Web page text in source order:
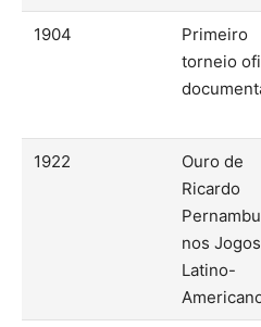
1904
Primeiro
torneio
1922
Ouro de
Ricardo
nos Jogos
Latino-